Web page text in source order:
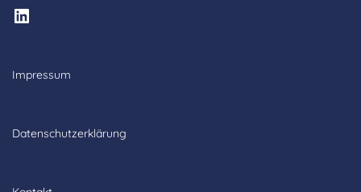
LinkedIn
Impressum
Datenschutzerklärung